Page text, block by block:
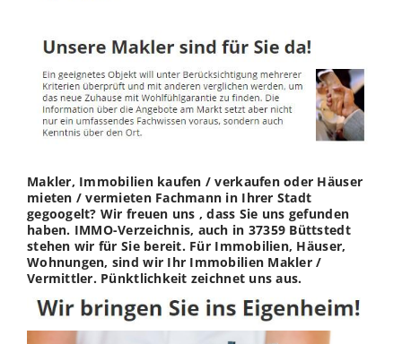
Makler, Immobilien kaufen / verkaufen oder Häuser
mieten / vermieten Fachmann in Ihrer Stadt
gegoogelt? Wir freuen uns , dass Sie uns gefunden
haben. IMMO-Verzeichnis, auch in 37359 Büttstedt
stehen wir für Sie bereit. Für Immobilien, Häuser,
Wohnungen, sind wir Ihr Immobilien Makler /
Vermittler. Pünktlichkeit zeichnet uns aus.